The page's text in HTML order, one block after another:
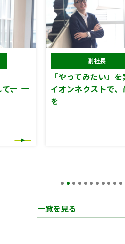
、
副社長
「やってみたい」
イオンネクストで
を
一覧を見る